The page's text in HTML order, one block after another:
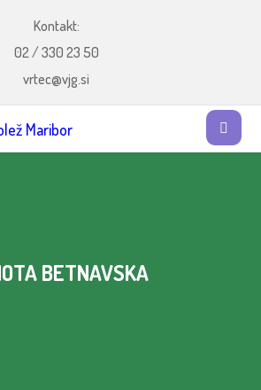
Kontakt:
02 / 330 23 50
vrtec@vjg.si
BETNAVSKA